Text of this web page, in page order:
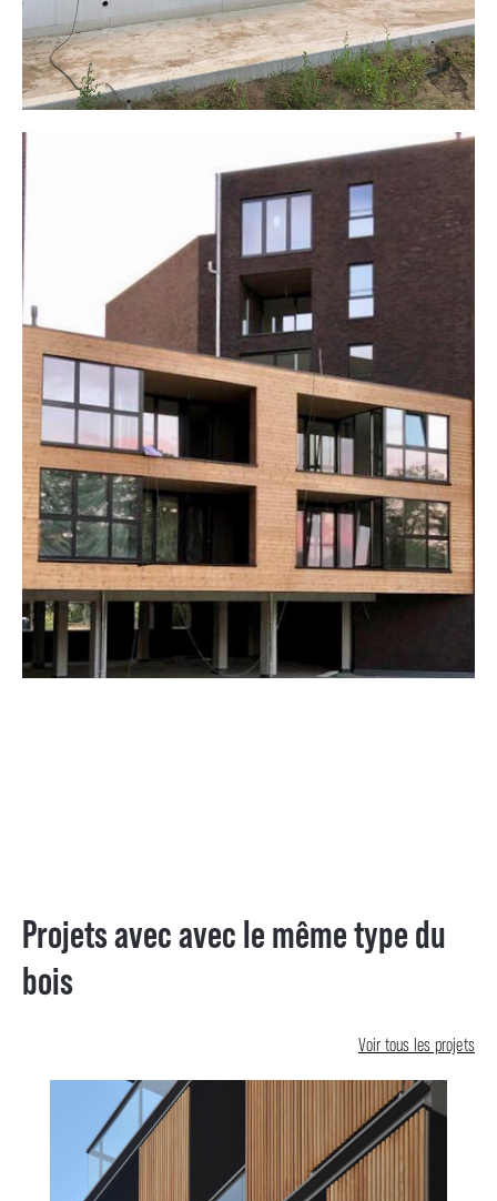
Projets avec avec le même type du
bois
Voir tous les projets